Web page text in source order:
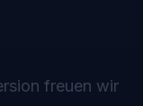
freuen wir